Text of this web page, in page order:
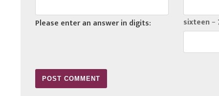
Please enter an answer in digits: sixteen −